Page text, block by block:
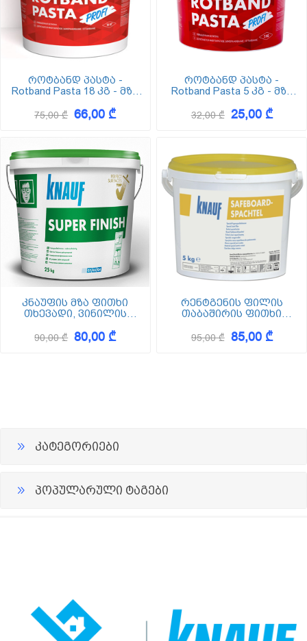
როტბანდ პასტა -
Rotband Pasta 18 კგ - მზა
საფითხნი მასალა
75,00 ₾ 66,00 ₾
როტბანდ პასტა -
Rotband Pasta 5 კგ - მზა
საფითხნი მასალა
32,00 ₾ 25,00 ₾
კნაუფის მზა ფითხი
თხევადი, ვინილის
(შიდა მოხმარებისთვის)
(შპაკლი)
90,00 ₾ 80,00 ₾
რენტგენის ფილის
თაბაშირის ფითხი
95,00 ₾ 85,00 ₾
კატეგორიები
პოპულარული ტაგები